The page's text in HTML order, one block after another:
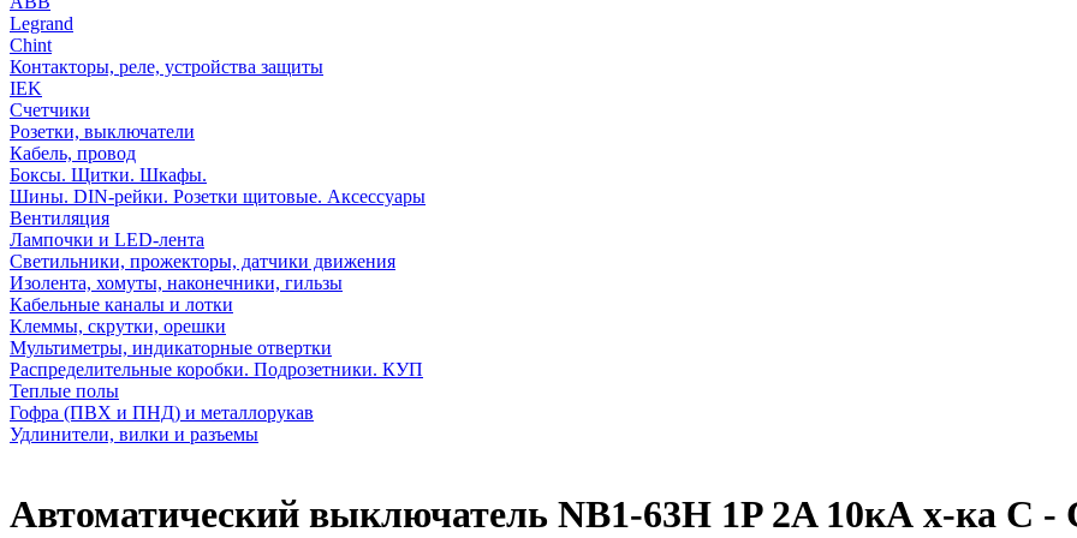
Legrand
Chint
Контакторы, реле, устройства защиты
IEK
Счетчики
Розетки, выключатели
Кабель, провод
Боксы. Щитки. Шкафы.
Шины. DIN-рейки. Розетки щитовые. Аксессуары
Вентиляция
Лампочки и LED-лента
Светильники, прожекторы, датчики движения
Изолента, хомуты, наконечники, гильзы
Кабельные каналы и лотки
Клеммы, скрутки, орешки
Мультиметры, индикаторные отвертки
Распределительные коробки. Подрозетники. КУП
Теплые полы
Гофра (ПВХ и ПНД) и металлорукав
Удлинители, вилки и разъемы
Автоматический выключатель NB1-63H 1P 2A 10кА х-ка C -